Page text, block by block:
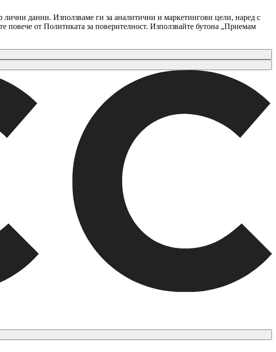
данни. Използваме ги за аналитични и маркетингови цели, наред с
повече от Политиката за поверителност. Използвайте бутона „Приемам